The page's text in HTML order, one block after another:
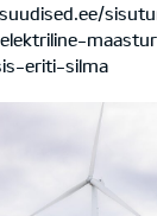
eriti-silma